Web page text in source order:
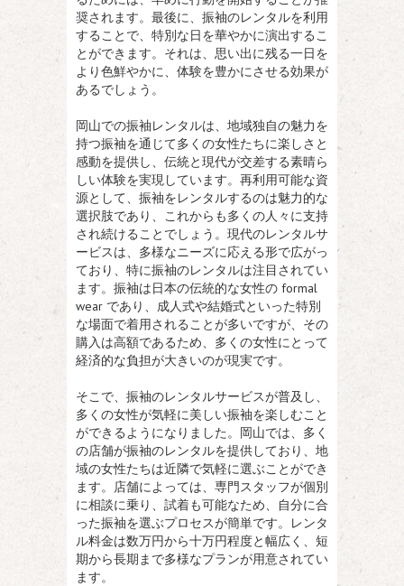
奨されます。最後に、振袖のレンタルを利用
することで、特別な日を華やかに演出するこ
とができます。それは、思い出に残る一日を
より色鮮やかに、体験を豊かにさせる効果が
あるでしょう。
岡山での振袖レンタルは、地域独自の魅力を
持つ振袖を通じて多くの女性たちに楽しさと
感動を提供し、伝統と現代が交差する素晴ら
しい体験を実現しています。再利用可能な資
源として、振袖をレンタルするのは魅力的な
選択肢であり、これからも多くの人々に支持
され続けることでしょう。現代のレンタルサ
ービスは、多様なニーズに応える形で広がっ
ており、特に振袖のレンタルは注目されてい
ます。振袖は日本の伝統的な女性の formal
wear であり、成人式や結婚式といった特別
な場面で着用されることが多いですが、その
購入は高額であるため、多くの女性にとって
経済的な負担が大きいのが現実です。
そこで、振袖のレンタルサービスが普及し、
多くの女性が気軽に美しい振袖を楽しむこと
ができるようになりました。岡山では、多く
の店舗が振袖のレンタルを提供しており、地
域の女性たちは近隣で気軽に選ぶことができ
ます。店舗によっては、専門スタッフが個別
に相談に乗り、試着も可能なため、自分に合
った振袖を選ぶプロセスが簡単です。レンタ
ル料金は数万円から十万円程度と幅広く、短
期から長期まで多様なプランが用意されてい
ます。